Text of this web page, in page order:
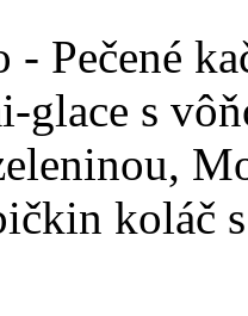
- Pečené
glace s
koláč